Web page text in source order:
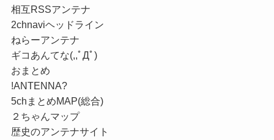
相互RSSアンテナ
2chnaviヘッドライン
ねらーアンテナ
ギコあんてな(,,ﾟДﾟ)
おまとめ
!ANTENNA?
5chまとめMAP(総合)
２ちゃんマップ
歴史のアンテナサイト